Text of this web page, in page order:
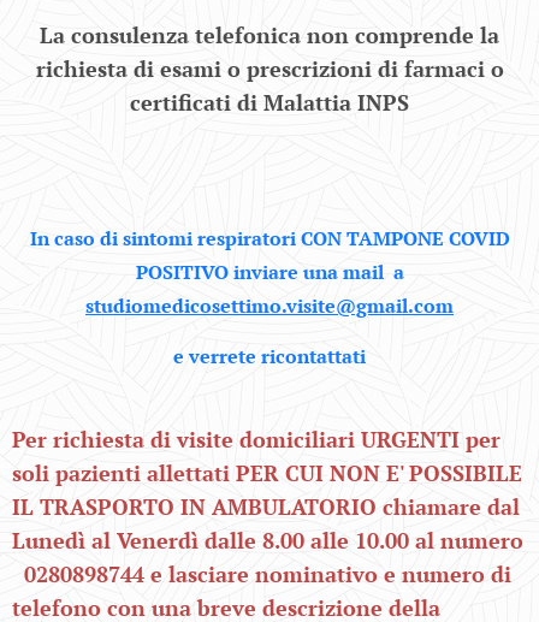
La consulenza telefonica non comprende la
richiesta di esami o prescrizioni di farmaci o
certificati di Malattia INPS
In caso di sintomi respiratori CON TAMPONE COVID
POSITIVO inviare una mail a
studiomedicosettimo.visite@gmail.com
e verrete ricontattati
Per richiesta di visite domiciliari URGENTI per
soli pazienti allettati PER CUI NON E' POSSIBILE
IL TRASPORTO IN AMBULATORIO chiamare dal
Lunedì al Venerdì dalle 8.00 alle 10.00 al numero
0280898744 e lasciare nominativo e numero di
telefono con una breve descrizione della